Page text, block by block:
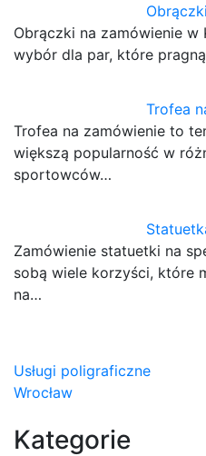
Obrączki na zamówienie w
wybór dla par, które
Trofea
Trofea na zamówienie to
większą popularność w
sportowców…
Zamówienie statuetki na
sobą wiele korzyści, które
na…
Nawigacja
wpisu
Usługi poligraficzne
Wrocław
Kategorie